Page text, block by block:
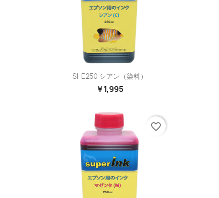
SI-E250 シアン（染料）
￥1,995
favorite_border